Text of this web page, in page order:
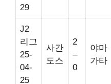
29
J2
리그
25-
04-
25
사간
도스
2
–
0
야마
가타